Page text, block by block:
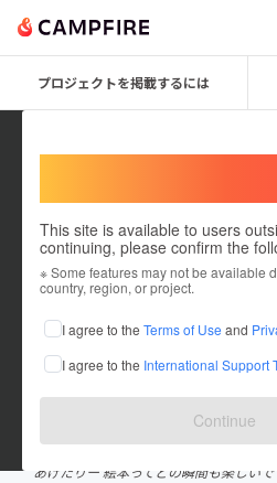
プロジェクトを掲載するには
This site is available to users
continuing, please confirm the
※ Some features may not be available
country, region, or project.
I agree to the Terms of Use and
I agree to the International Support
Continue
EHON
これまでに29回支援して2件のプロジ
在住国：日本 現在地：東京都
出身国：日本 出身地：神奈川県
『絵本に入ろう。』 これは喜ぶかな？
にいるぞ。と贈ってみたりー 読んで読
あげたりー 絵本ってどの瞬間も楽しい